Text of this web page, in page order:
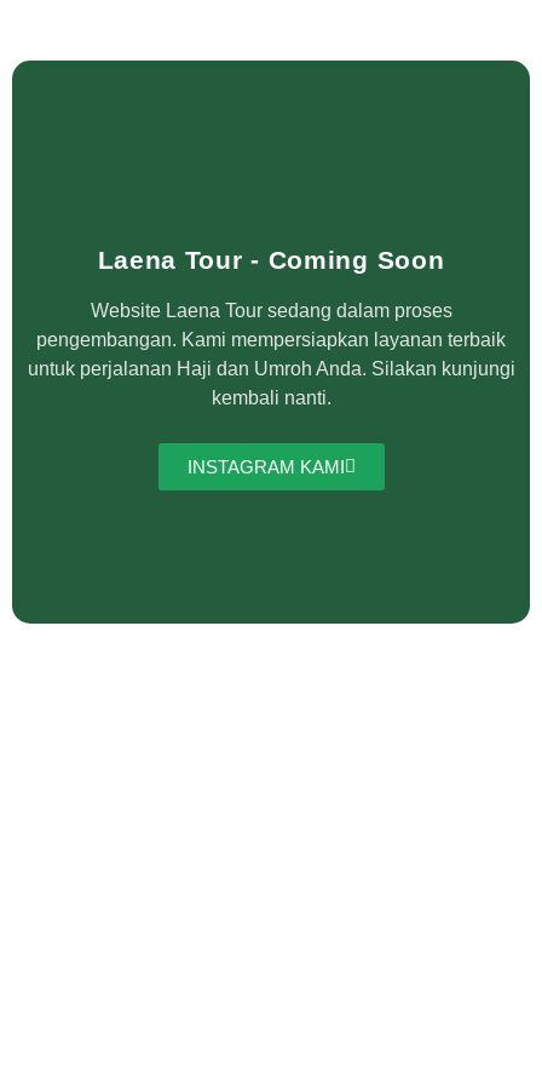
Laena Tour - Coming Soon
Website Laena Tour sedang dalam proses
pengembangan. Kami mempersiapkan layanan terbaik
untuk perjalanan Haji dan Umroh Anda. Silakan kunjungi
kembali nanti.
INSTAGRAM KAMI